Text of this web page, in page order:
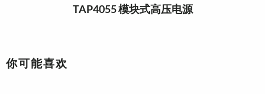
TAP4055 模块式高压电源
你可能喜欢